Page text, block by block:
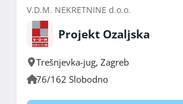
V.D.M. NEKRETNINE d.o.o.
Projekt Ozaljska
Trešnjevka-jug, Zagreb
76/162 Slobodno